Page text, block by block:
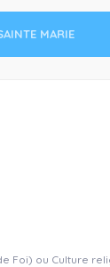
MARIE
Foi) ou Culture